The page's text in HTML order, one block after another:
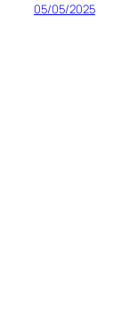
05/05/2025